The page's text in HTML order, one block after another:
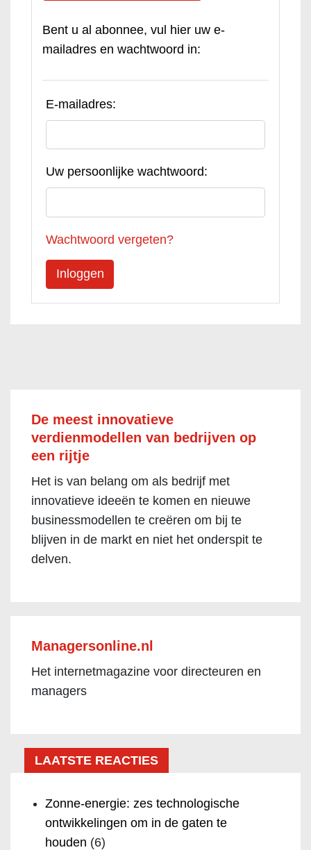
Bent u al abonnee, vul hier uw e-
mailadres en wachtwoord in:
E-mailadres:
Uw persoonlijke wachtwoord:
Wachtwoord vergeten?
De meest innovatieve
verdienmodellen van bedrijven op
een rijtje
Het is van belang om als bedrijf met
innovatieve ideeën te komen en nieuwe
businessmodellen te creëren om bij te
blijven in de markt en niet het onderspit te
delven.
Managersonline.nl
Het internetmagazine voor directeuren en
managers
LAATSTE REACTIES
Zonne-energie: zes technologische
ontwikkelingen om in de gaten te
houden (6)